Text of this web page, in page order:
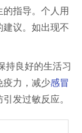
指导。个人用
建议。如出现不
持良好的生活习
疫力，减少感冒
发过敏反应。